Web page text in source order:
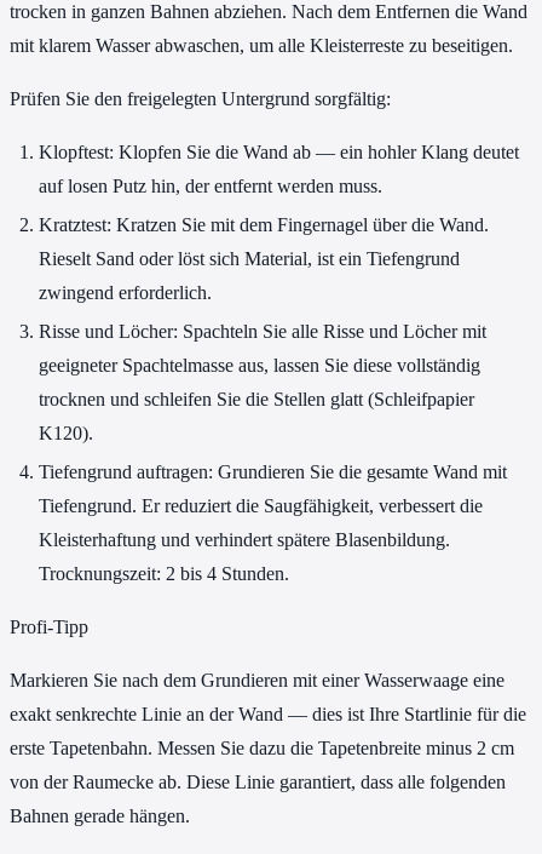
trocken in ganzen Bahnen abziehen. Nach dem Entfernen die Wand
mit klarem Wasser abwaschen, um alle Kleisterreste zu beseitigen.
Prüfen Sie den freigelegten Untergrund sorgfältig:
Klopftest: Klopfen Sie die Wand ab — ein hohler Klang deutet
auf losen Putz hin, der entfernt werden muss.
Kratztest: Kratzen Sie mit dem Fingernagel über die Wand.
Rieselt Sand oder löst sich Material, ist ein Tiefengrund
zwingend erforderlich.
Risse und Löcher: Spachteln Sie alle Risse und Löcher mit
geeigneter Spachtelmasse aus, lassen Sie diese vollständig
trocknen und schleifen Sie die Stellen glatt (Schleifpapier
K120).
Tiefengrund auftragen: Grundieren Sie die gesamte Wand mit
Tiefengrund. Er reduziert die Saugfähigkeit, verbessert die
Kleisterhaftung und verhindert spätere Blasenbildung.
Trocknungszeit: 2 bis 4 Stunden.
Profi-Tipp
Markieren Sie nach dem Grundieren mit einer Wasserwaage eine
exakt senkrechte Linie an der Wand — dies ist Ihre Startlinie für die
erste Tapetenbahn. Messen Sie dazu die Tapetenbreite minus 2 cm
von der Raumecke ab. Diese Linie garantiert, dass alle folgenden
Bahnen gerade hängen.